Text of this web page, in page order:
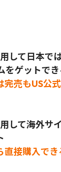
して日本で
をゲットでき
完売もUS公
して海外サ
直接購入でき